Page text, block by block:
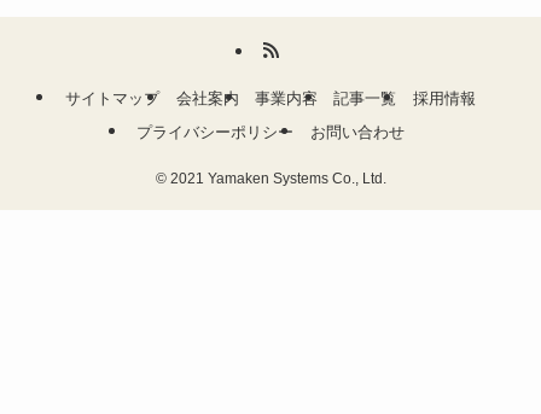
サイトマップ 会社案内 事業内容 記事一覧
採用情報
プライバシーポリシー
お問い合わせ
©2021 Yamaken Systems Co., Ltd.